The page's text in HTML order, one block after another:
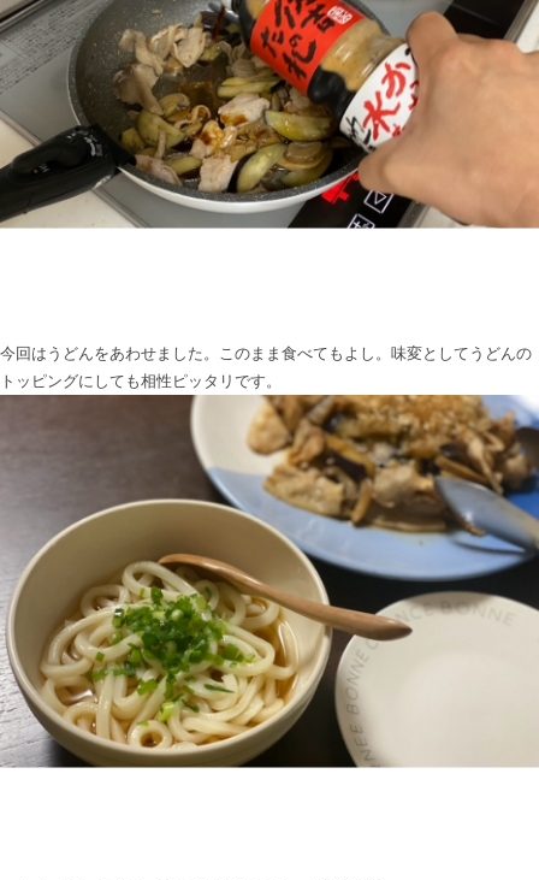
今回はうどんをあわせました。このまま食べてもよし。味変としてうどんの
トッピングにしても相性ピッタリです。